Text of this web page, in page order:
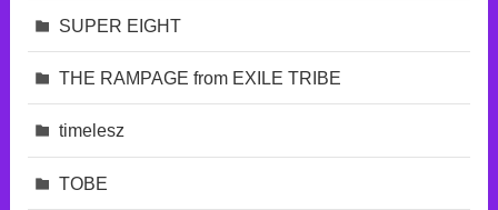
SUPER EIGHT
THE RAMPAGE from EXILE TRIBE
timelesz
TOBE